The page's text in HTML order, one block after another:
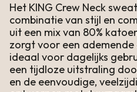
Het KING Crew Neck
combinatie van stijl en
uit een mix van 80%
zorgt voor een
ideaal voor dagelijks
een tijdloze uitstraling
en de eenvoudige,